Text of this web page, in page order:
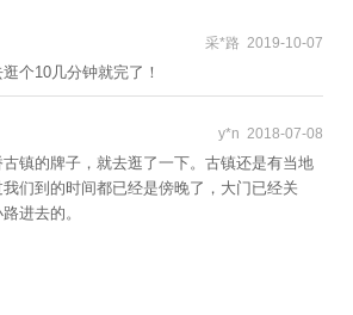
采*路 2019-10-07
个10几分钟就完了！
y*n 2018-07-08
镇的牌子，就去逛了一下。古镇还是有当地
们到的时间都已经是傍晚了，大门已经关
进去的。